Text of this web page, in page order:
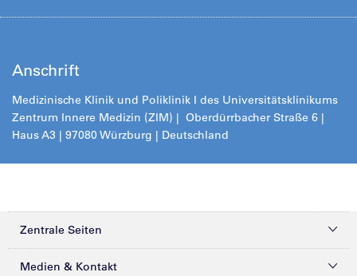
Anschrift
Medizinische Klinik und Poliklinik I des Universitätsklinikums
Zentrum Innere Medizin (ZIM) | Oberdürrbacher Straße 6 |
Haus A3 | 97080 Würzburg | Deutschland
Zentrale Seiten
Kliniken & Zentren
Medien & Kontakt